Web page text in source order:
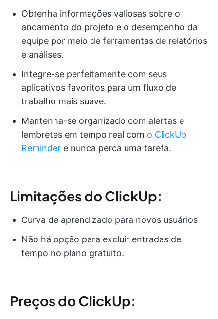
Obtenha informações valiosas sobre o
andamento do projeto e o desempenho da
equipe por meio de ferramentas de relatórios
e análises.
Integre-se perfeitamente com seus
aplicativos favoritos para um fluxo de
trabalho mais suave.
Mantenha-se organizado com alertas e
lembretes em tempo real com o ClickUp
Reminder e nunca perca uma tarefa.
Limitações do ClickUp:
Curva de aprendizado para novos usuários
Não há opção para excluir entradas de
tempo no plano gratuito.
Preços do ClickUp: